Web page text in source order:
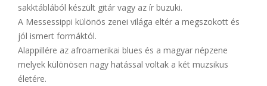
sakktáblából készült gitár vagy az ír buzuki.
A Messessippi különös zenei világa eltér a megszokott és
jól ismert formáktól.
Alappillére az afroamerikai blues és a magyar népzene
melyek különösen nagy hatással voltak a két muzsikus
életére.